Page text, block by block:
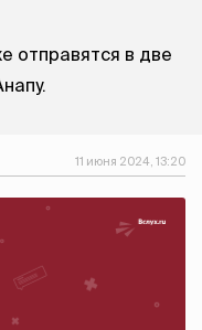
отправятся в две
11 июня 2024, 13:20